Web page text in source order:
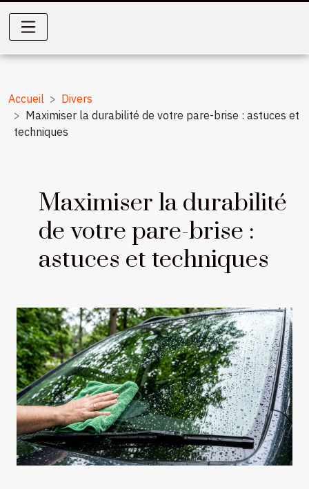
Accueil
Divers
Maximiser la durabilité de votre pare-brise : astuces et
techniques
Maximiser la durabilité
de votre pare-brise :
astuces et techniques